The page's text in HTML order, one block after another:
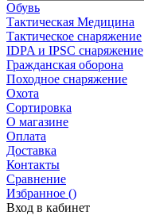
Обувь
Тактическая Медицина
Тактическое снаряжение
IDPA и IPSC снаряжение
Гражданская оборона
Походное снаряжение
Охота
Сортировка
О магазине
Оплата
Доставка
Контакты
Сравнение
Избранное ()
Вход в кабинет